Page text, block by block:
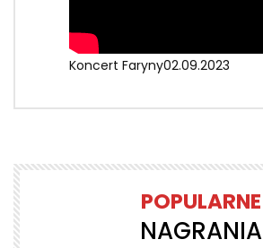
Koncert Faryny02.09.2023
POPULARNE
NAGRANIA